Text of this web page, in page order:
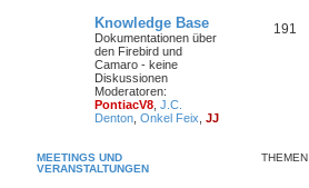
Knowledge Base
Dokumentationen über
den Firebird und
Camaro - keine
Diskussionen
Moderatoren:
PontiacV8 J.C.
Denton Onkel Feix JJ
191
MEETINGS UND
VERANSTALTUNGEN
THEMEN